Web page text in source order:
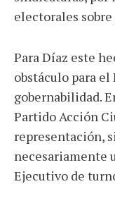
electorales sobre
Para Díaz este
obstáculo para
gobernabilidad.
Partido Acción
representación,
necesariamente
Ejecutivo de